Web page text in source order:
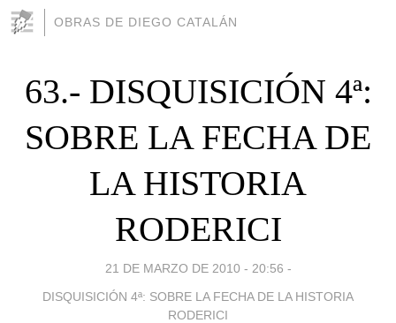
OBRAS DE DIEGO CATALÁN
63.- DISQUISICIÓN 4ª:
SOBRE LA FECHA DE
LA HISTORIA
RODERICI
21 DE MARZO DE 2010 - 20:56 -
DISQUISICIÓN 4ª: SOBRE LA FECHA DE LA HISTORIA
RODERICI